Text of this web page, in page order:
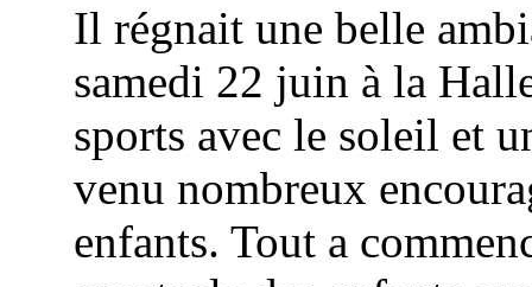
Il régnait une belle
samedi 22 juin à la
sports avec le soleil et
venu nombreux
enfants. Tout a